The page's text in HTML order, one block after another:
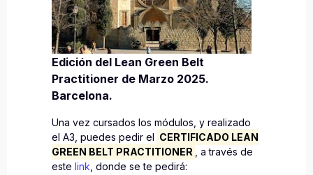
Edición del Lean Green Belt
Practitioner de Marzo 2025.
Barcelona.
Una vez cursados los módulos, y realizado
el A3, puedes pedir el CERTIFICADO LEAN
GREEN BELT PRACTITIONER
, a través de
este link , donde se te pedirá: